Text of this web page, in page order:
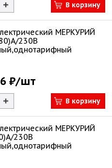
В корзину
МЕРКУРИЙ
₽/шт
В корзину
МЕРКУРИЙ